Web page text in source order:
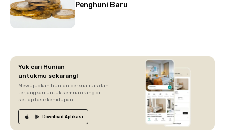
Penghuni Baru
Yuk cari Hunian
untukmu sekarang!
Mewujudkan hunian berkualitas dan
terjangkau untuk semua orang di
setiap fase kehidupan.
Download Aplikasi